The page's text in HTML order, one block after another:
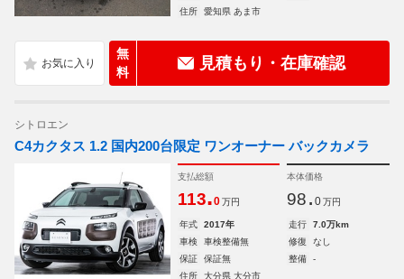
住所 愛知県 あま市
無
料
見積もり・在庫確認
シトロエン
C4カクタス 1.2 国内200台限定 ワンオーナー バックカメラ
支払総額
113.0 万円
本体価格
98. 0 万円
年式 2017年 走行
7.0万km
車検
車検整備無 修復
なし
保証
保証無 整備
-
住所
大分県 大分市